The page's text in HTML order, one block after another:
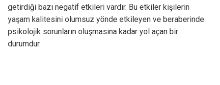
getirdiği bazı negatif etkileri vardır. Bu etkiler kişilerin
yaşam kalitesini olumsuz yönde etkileyen ve beraberinde
psikolojik sorunların oluşmasına kadar yol açan bir
durumdur.